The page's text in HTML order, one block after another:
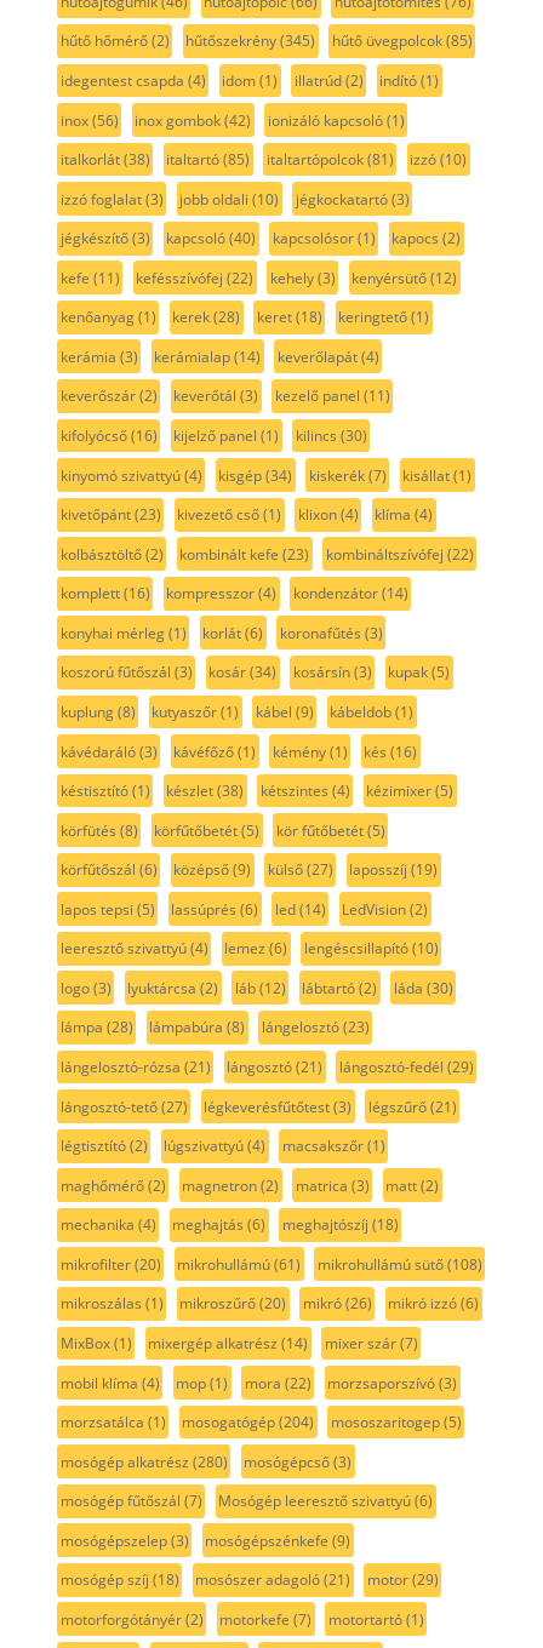
hűtő hőmérő(2) hűtőszekrény(345) hűtő üvegpolcok(85)
idegentest csapda (4) idom(1) illatrúd(2) indító(1)
inox(56) inox gombok(42) ionizáló kapcsoló(1)
italkorlát(38) italtartó(85) italtartópolcok(81) izzó(10)
izzó foglalat(3) jobb oldali (10) jégkockatartó(3)
jégkészítő(3) kapcsoló(40) kapcsolósor(1) kapocs (2)
kefe (11) kefésszívófej (22) kehely(3) kenyérsütő(12)
kenőanyag(1) kerek(28) keret(18) keringtető(1)
kerámia (3) kerámialap(14) keverőlapát(4)
keverőszár(2) keverőtál (3) kezelő panel (11)
kifolyócső(16) kijelző panel (1) kilincs (30)
kinyomó szivattyú(4) kisgép(34) kiskerék(7) kisállat(1)
kivetőpánt(23) kivezető cső(1) klixon(4) klíma (4)
kolbásztöltő(2) kombinált kefe (23) kombináltszívófej (22)
komplett(16) kompresszor(4) kondenzátor(14)
konyhai mérleg(1) korlát(6) koronafűtés (3)
koszorú fűtőszál (3) kosár(34) kosársín(3) kupak(5)
kuplung(8) kutyaszőr(1) kábel (9) kábeldob(1)
kávédaráló(3) kávéfőző(1) kémény(1) kés (16)
késtisztító(1) készlet(38) kétszintes (4) kézimixer(5)
körfütés (8) körfűtőbetét(5) kör fűtőbetét(5)
körfűtőszál (6) középső(9) külső(27) laposszíj (19)
lapos tepsi (5) lassúprés (6) led(14) LedVision(2)
leeresztő szivattyú(4) lemez (6) lengéscsillapító(10)
logo(3) lyuktárcsa (2) láb(12) lábtartó(2) láda (30)
lámpa (28) lámpabúra (8) lángelosztó(23)
lángelosztó-rózsa (21) lángosztó(21) lángosztó-fedél (29)
lángosztó-tető(27) légkeverésfűtőtest(3) légszűrő(21)
légtisztító(2) lúgszivattyú(4) macsakszőr(1)
maghőmérő(2) magnetron(2) matrica (3) matt(2)
mechanika (4) meghajtás (6) meghajtószíj (18)
mikrofilter(20) mikrohullámú(61) mikrohullámú sütő(108)
mikroszálas (1) mikroszűrő(20) mikró(26) mikró izzó(6)
MixBox(1) mixergép alkatrész (14) mixer szár(7)
mobil klíma (4) mop(1) mora (22) morzsaporszívó(3)
morzsatálca (1) mosogatógép(204) mososzaritogep(5)
mosógép alkatrész (280) mosógépcső(3)
mosógép fűtőszál (7) Mosógép leeresztő szivattyú(6)
mosógépszelep(3) mosógépszénkefe (9)
mosógép szíj (18) mosószer adagoló(21) motor(29)
motorforgótányér(2) motorkefe (7) motortartó(1)